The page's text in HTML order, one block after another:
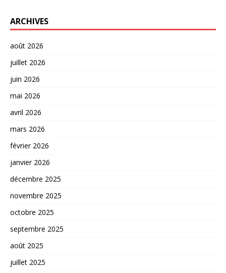
ARCHIVES
août 2026
juillet 2026
juin 2026
mai 2026
avril 2026
mars 2026
février 2026
janvier 2026
décembre 2025
novembre 2025
octobre 2025
septembre 2025
août 2025
juillet 2025